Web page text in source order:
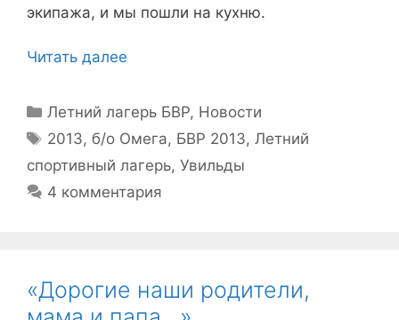
экипажа, и мы пошли на кухню.
Читать далее
Рубрики
Летний лагерь БВР, Новости
Метки
2013, б/о Омега, БВР 2013,Летний
спортивный лагерь, Увильды
4 комментария
«Дорогие наши родители,